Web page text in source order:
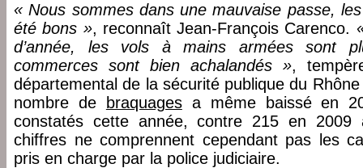
« Nous sommes dans une mauvaise passe,
été bons », reconnaît Jean-François Carenco.
d’année, les vols à mains armées sont
commerces sont bien achalandés »,
départemental de la sécurité publique du
nombre de
braquagesa même baissé en
constatés cette année, contre 215 en
chiffres ne comprennent cependant pas les
pris en charge par la police judiciaire.